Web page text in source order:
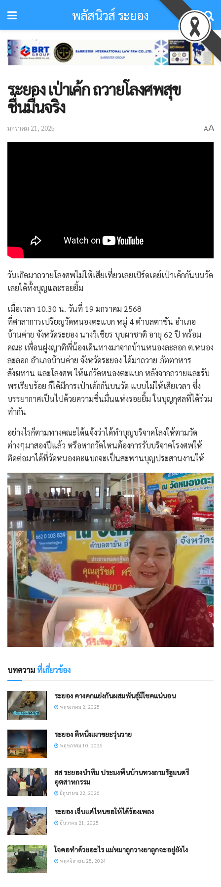
พลัสนิวส์ ระยอง
ระยอง เป่าเค้ก ถวายโลงศพสุข
ชื่นมื่นจริง
มกราคม 21, 2025 AA
วันเกิดมาถวายโลงศพไม่ให้เสียเที่ยวเลยเบิร์ดเดย์เป่าเค้กกันบนวัด
เลยได้ทั้งบุญและรอยยิ้ม
เมื่อเวลา 10.30 น. วันที่ 19 มกราคม 2568
ที่ศาลาการเปรียญวัดหนองตะแบก หมู่ 4 ตำบลตาขัน อำเภอ
บ้านค่าย จังหวัดระยอง นางวิเชียร บุบผาชาติ อายุ 62 ปี พร้อม
คณะ เพื่อนฝูงญาติพี่น้องเดินทางมาจากบ้านหนองละลอก ต.หนอง
ละลอก อำเภอบ้านค่าย จังหวัดระยอง ได้มาถวาย ภัตตาหาร
สังฆทาน และโลงศพ ให้แก่วัดหนองตะแบก หลังจากถวายและรับ
พรเรียบร้อย ก็ได้มีการเป่าเค้กกันบนวัด แบบไม่ให้เสียเวลา ซึ่ง
บรรยากาศเป็นไปด้วยความชื่นมื่นแห่งรอยยิ้ม ในบุญกุศลที่ได้ร่วม
ทำกัน
อย่างไรก็ตามทางคณะได้แจ้งว่าได้ทำบุญบริจาคโลงให้ตามวัด
ต่างๆมาสองปีแล้ว หรือหากวัดไหนต้องการรับบริจาคโรงศพให้
ติดต่อมาได้ที่วัดหนองตะแบกจะเป็นสะพานบุญประสานงานให้
บทความที่เกี่ยวข้อง
ระยอง คางคกแย่งกันผสมพันธุ์มีโชคแน่นอน
พฤษภาคม 2, 2025
ระยอง ​ตีหนึ่งเผาขยะวุ่นวาย
พฤษภาคม 10, 2026
สส ระยองนำทีม ประมงพื้นบ้านทวงถามรัฐมนตรี
อุตสาหกรรม
มิถุนายน 22, 2026
ระยอง เจ็บแค่ไหนขอให้ได้ร้องเพลง
ธันวาคม 21, 2025
ใจคอทำด้วยอะไร แม่หมาถูกวางยาลูกจะอยู่ยังไง
พฤศจิกายน 25, 2024